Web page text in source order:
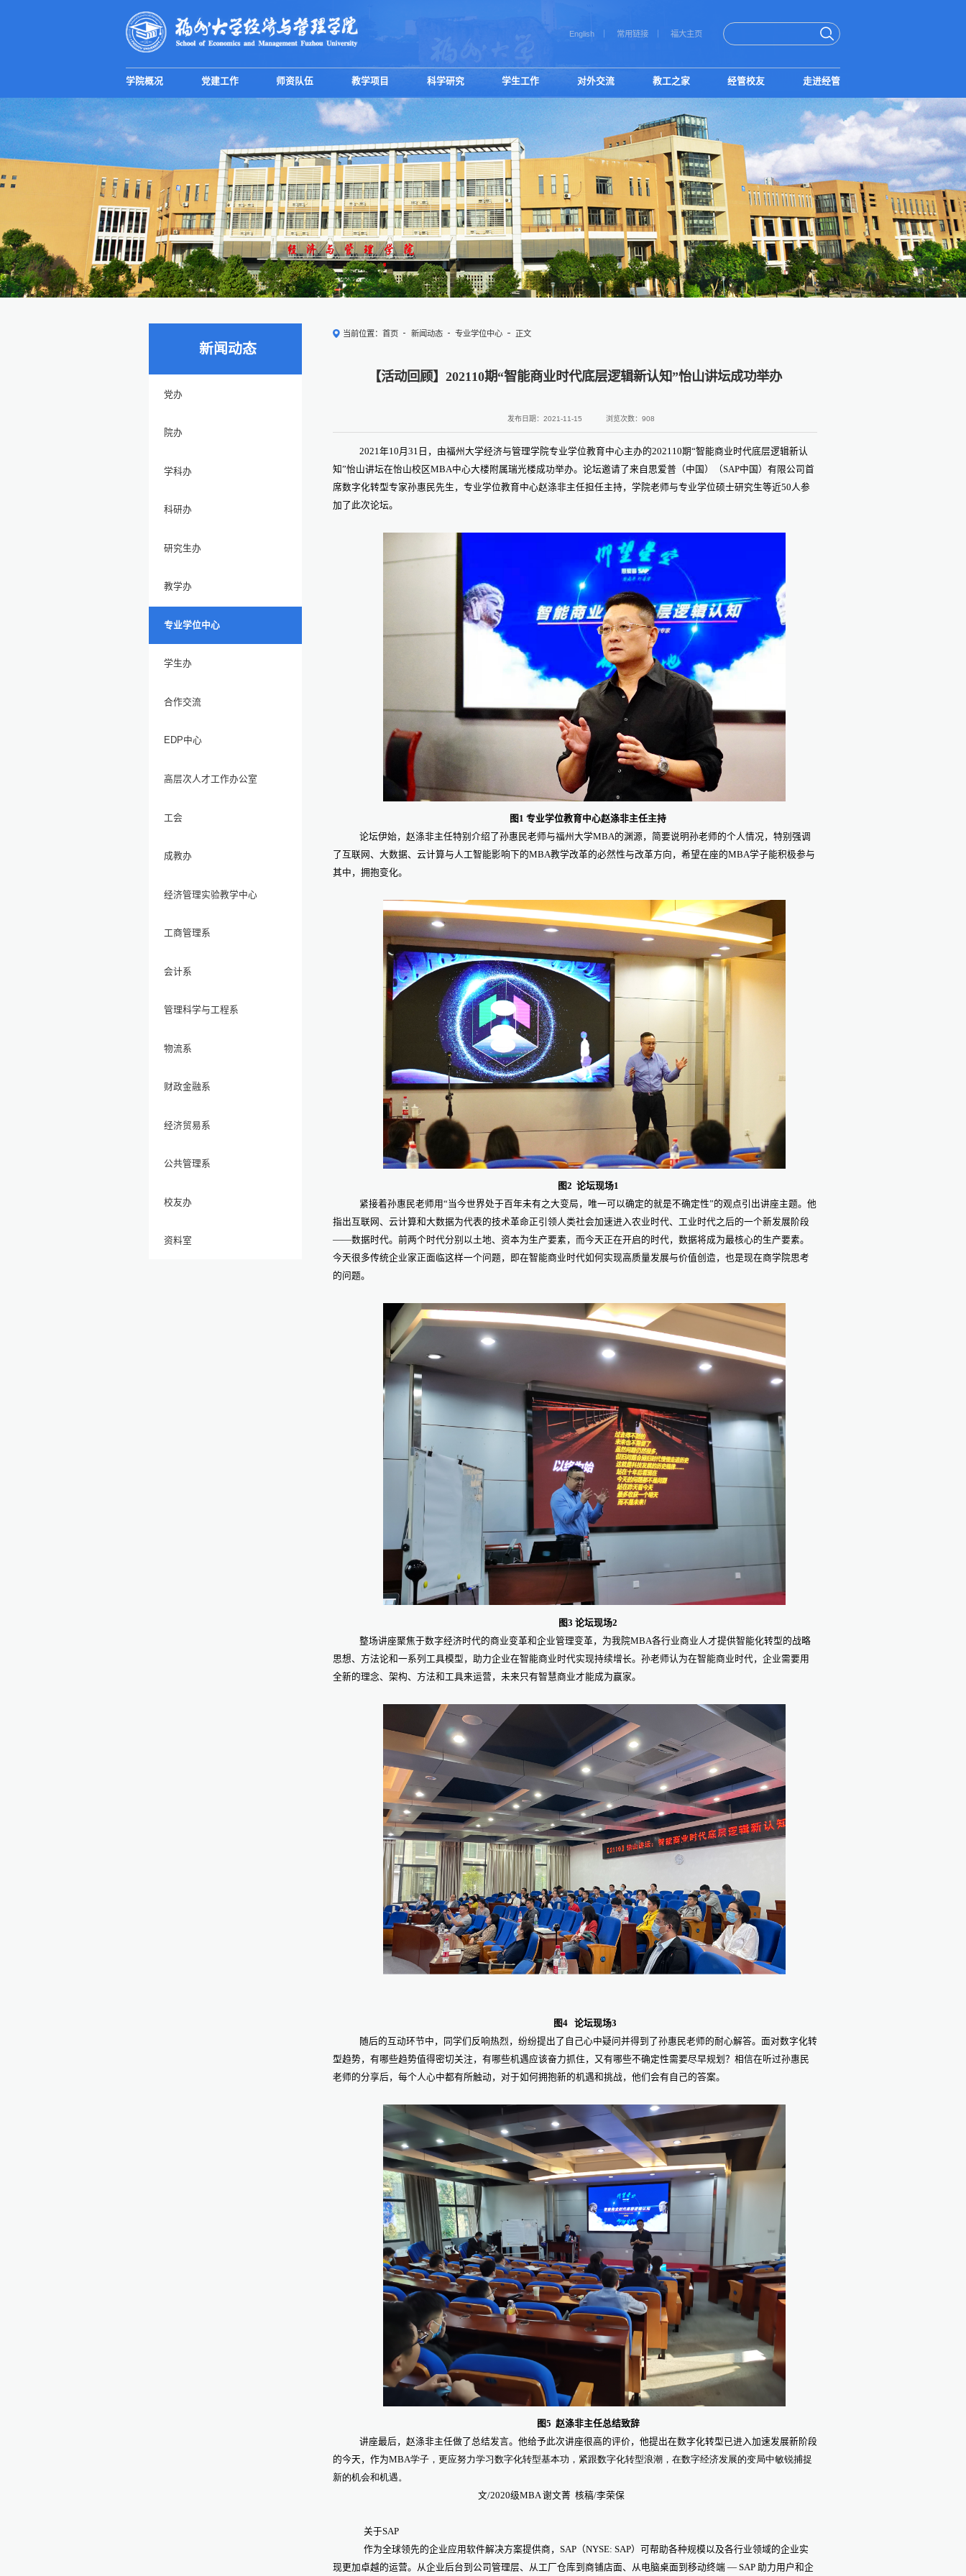
English 常用链接 福大主页
学院概况 党建工作 师资队伍 教学项目 科学研究 学生工作 对外交流 教工之家 经管校友 走进经管
新闻动态
党办
院办
学科办
科研办
研究生办
教学办
专业学位中心
学生办
合作交流
EDP中心
高层次人才工作办公室
工会
成教办
经济管理实验教学中心
工商管理系
会计系
管理科学与工程系
物流系
财政金融系
经济贸易系
公共管理系
校友办
资料室
当前位置： 首页 新闻动态 专业学位中心 正文
【活动回顾】202110期“智能商业时代底层逻辑新认知”怡山讲坛成功举办
发布日期：2021-11-15 浏览次数： 908
2021年10月31日，由福州大学经济与管理学院专业学位教育中心主办的202110期“智能商业时代底层逻辑新认
知”怡山讲坛在怡山校区MBA中心大楼附属瑞光楼成功举办。论坛邀请了来自思爱普（中国）（SAP中国）有限公司首
席数字化转型专家孙惠民先生，专业学位教育中心赵涤非主任担任主持，学院老师与专业学位硕士研究生等近50人参
加了此次论坛。
图1 专业学位教育中心赵涤非主任主持
论坛伊始，赵涤非主任特别介绍了孙惠民老师与福州大学MBA的渊源，简要说明孙老师的个人情况，特别强调
了互联网、大数据、云计算与人工智能影响下的MBA教学改革的必然性与改革方向，希望在座的MBA学子能积极参与
其中，拥抱变化。
图2 论坛现场1
紧接着孙惠民老师用“当今世界处于百年未有之大变局，唯一可以确定的就是不确定性”的观点引出讲座主题。他
指出互联网、云计算和大数据为代表的技术革命正引领人类社会加速进入农业时代、工业时代之后的一个新发展阶段
——数据时代。前两个时代分别以土地、资本为生产要素，而今天正在开启的时代，数据将成为最核心的生产要素。
今天很多传统企业家正面临这样一个问题，即在智能商业时代如何实现高质量发展与价值创造，也是现在商学院思考
的问题。
图3 论坛现场2
整场讲座聚焦于数字经济时代的商业变革和企业管理变革，为我院MBA各行业商业人才提供智能化转型的战略
思想、方法论和一系列工具模型，助力企业在智能商业时代实现持续增长。孙老师认为在智能商业时代，企业需要用
全新的理念、架构、方法和工具来运营，未来只有智慧商业才能成为赢家。
图4 论坛现场3
随后的互动环节中，同学们反响热烈，纷纷提出了自己心中疑问并得到了孙惠民老师的耐心解答。面对数字化转
型趋势，有哪些趋势值得密切关注，有哪些机遇应该奋力抓住，又有哪些不确定性需要尽早规划？相信在听过孙惠民
老师的分享后，每个人心中都有所触动，对于如何拥抱新的机遇和挑战，他们会有自己的答案。
图5 赵涤非主任总结致辞
讲座最后，赵涤非主任做了总结发言。他给予此次讲座很高的评价，他提出在数字化转型已进入加速发展新阶段
的今天，作为MBA学子，更应努力学习数字化转型基本功，紧跟数字化转型浪潮，在数字经济发展的变局中敏锐捕捉
新的机会和机遇。
文/2020级MBA 谢文菁 核稿/李荣保
关于SAP
作为全球领先的企业应用软件解决方案提供商，SAP（NYSE: SAP）可帮助各种规模以及各行业领域的企业实
现更加卓越的运营。从企业后台到公司管理层、从工厂仓库到商铺店面、从电脑桌面到移动终端 — SAP 助力用户和企